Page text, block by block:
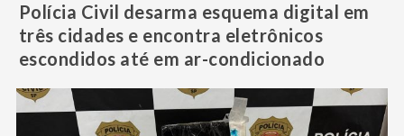
Polícia Civil desarma esquema digital em
três cidades e encontra eletrônicos
escondidos até em ar-condicionado